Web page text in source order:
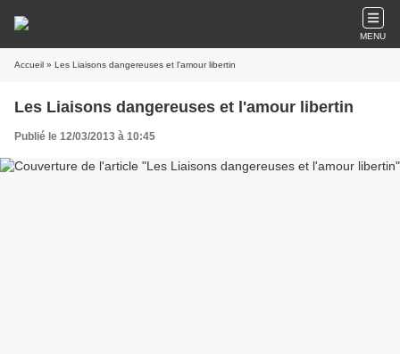
MENU
Accueil » Les Liaisons dangereuses et l'amour libertin
Les Liaisons dangereuses et l'amour libertin
Publié le 12/03/2013 à 10:45